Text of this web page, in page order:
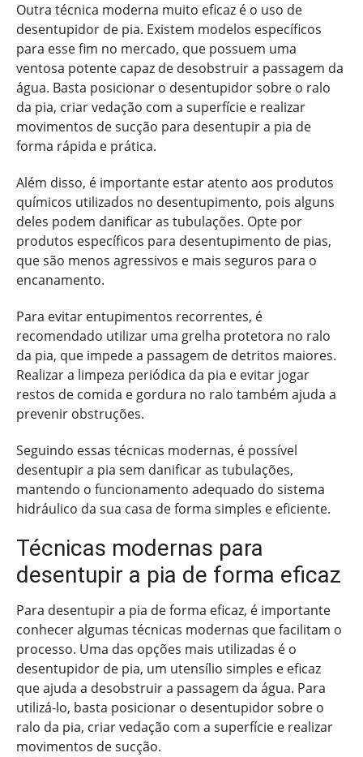
Outra técnica moderna muito eficaz é o uso de
desentupidor de pia. Existem modelos específicos
para esse fim no mercado, que possuem uma
ventosa potente capaz de desobstruir a passagem da
água. Basta posicionar o desentupidor sobre o ralo
da pia, criar vedação com a superfície e realizar
movimentos de sucção para desentupir a pia de
forma rápida e prática.
Além disso, é importante estar atento aos produtos
químicos utilizados no desentupimento, pois alguns
deles podem danificar as tubulações. Opte por
produtos específicos para desentupimento de pias,
que são menos agressivos e mais seguros para o
encanamento.
Para evitar entupimentos recorrentes, é
recomendado utilizar uma grelha protetora no ralo
da pia, que impede a passagem de detritos maiores.
Realizar a limpeza periódica da pia e evitar jogar
restos de comida e gordura no ralo também ajuda a
prevenir obstruções.
Seguindo essas técnicas modernas, é possível
desentupir a pia sem danificar as tubulações,
mantendo o funcionamento adequado do sistema
hidráulico da sua casa de forma simples e eficiente.
Técnicas modernas para
desentupir a pia de forma eficaz
Para desentupir a pia de forma eficaz, é importante
conhecer algumas técnicas modernas que facilitam o
processo. Uma das opções mais utilizadas é o
desentupidor de pia, um utensílio simples e eficaz
que ajuda a desobstruir a passagem da água. Para
utilizá-lo, basta posicionar o desentupidor sobre o
ralo da pia, criar vedação com a superfície e realizar
movimentos de sucção.